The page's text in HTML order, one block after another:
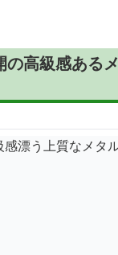
の高級感ある